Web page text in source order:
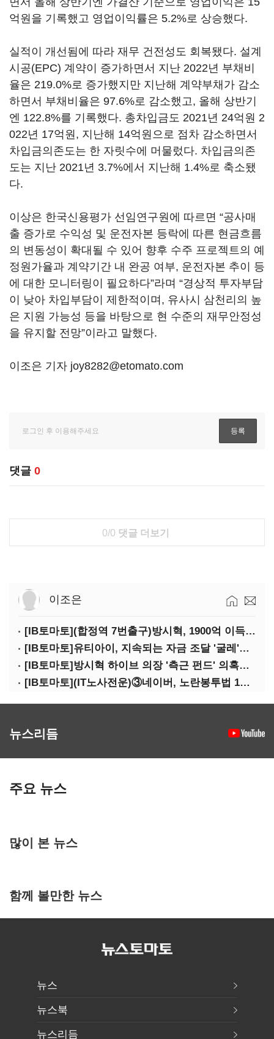
억원을 기록했고 영업이익률은 5.2%로 상승했다.
실적이 개선됨에 따라 재무 건전성도 회복됐다. 설계
시공(EPC) 계약이 증가하면서 지난 2022년 부채비
율은 219.0%로 증가했지만 지난해 계약부채가 감소
하면서 부채비율은 97.6%로 감소했고, 올해 상반기
엔 122.8%를 기록했다. 총차입금도 2021년 24억원 2
022년 17억원, 지난해 14억원으로 점차 감소하면서
차입금의존도는 한 자릿수에 머물렀다. 차입금의존
도는 지난 2021년 3.7%에서 지난해 1.4%로 축소됐
다.
이상은 한국신용평가 선임연구원에 따르면 “공사매
출 증가로 수익성 및 운전자본 등락에 따른 현금흐름
의 변동성이 확대될 수 있어 향후 수주 프로젝트의 예
정원가율과 계약기간 내 완공 여부, 운전자본 추이 등
에 대한 모니터링이 필요하다”라며 “경상적 투자부담
이 낮아 차입부담이 제한적이며, 유사시 삼천리의 높
은 지원 가능성 등을 바탕으로 현 수준의 재무안정성
을 유지할 전망”이라고 말했다.
이조은 기자 joy8282@etomato.com
댓글 0
0/0 댓글 더보기
이조은
[IB토마토](합정역 7번출구)방시혁, 1900억 이득 논란…하이브 상장 진실은?
[IB토마토]유티아이, 지속되는 자금 조달 '굴레'…부채 리스크 고조
[IB토마토]방시혁 하이브 의장 '측근 펀드' 의혹…실상은 해외 투자 무산
[IB토마토](IT노사전운)③네이버, 노란봉투법 1호 되나…관건은 '진짜 주인'
뉴스리듬
주요 뉴스
많이 본 뉴스
함께 볼만한 뉴스
뉴스
뉴스북
뉴스리듬